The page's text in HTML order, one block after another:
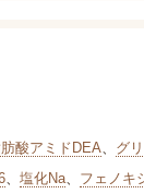
酸アミドDEA、 グ
、 塩化Na、 フェノキ